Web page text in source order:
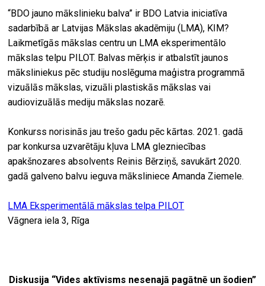
“BDO jauno mākslinieku balva” ir BDO Latvia iniciatīva
sadarbībā ar Latvijas Mākslas akadēmiju (LMA), KIM?
Laikmetīgās mākslas centru un LMA eksperimentālo
mākslas telpu PILOT. Balvas mērķis ir atbalstīt jaunos
māksliniekus pēc studiju noslēguma maģistra programmā
vizuālās mākslas, vizuāli plastiskās mākslas vai
audiovizuālās mediju mākslas nozarē.
Konkurss norisinās jau trešo gadu pēc kārtas. 2021. gadā
par konkursa uzvarētāju kļuva LMA glezniecības
apakšnozares absolvents Reinis Bērziņš, savukārt 2020.
gadā galveno balvu ieguva māksliniece Amanda Ziemele.
LMA Eksperimentālā mākslas telpa PILOT
Vāgnera iela 3, Rīga
Diskusija “Vides aktīvisms nesenajā pagātnē un šodien”